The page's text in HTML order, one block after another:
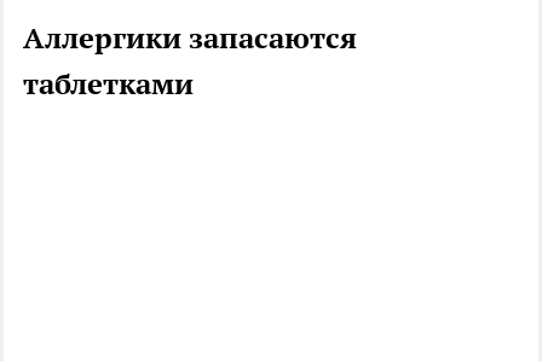
Аллергики запасаются
таблетками